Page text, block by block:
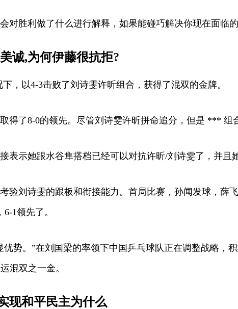
对胜利做了什么进行解释，如果能碰巧解决你现在面临
诚,为何伊藤很抗拒?
，以4-3击败了刘诗雯许昕组合，获得了混双的金牌。
得了8-0的领先。尽管刘诗雯许昕拼命追分，但是 *** 组
表示她跟水谷隼搭档已经可以对抗许昕/刘诗雯了，并且
验刘诗雯的跟板和衔接能力。首局比赛，孙闻发球，薛
1领先了。
势。”在刘国梁的率领下中国乒乓球队正在调整战略，
混双之一金。
现和平民主为什么